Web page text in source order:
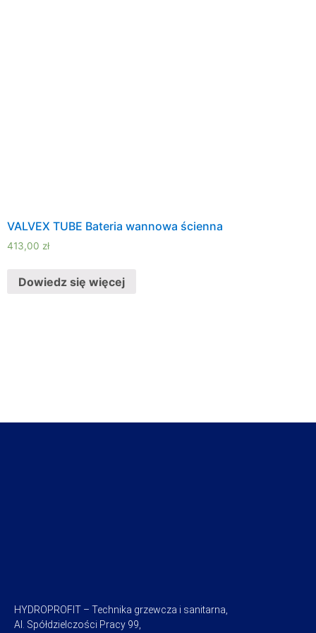
VALVEX TUBE Bateria wannowa ścienna
413,00 zł
Dowiedz się więcej
HYDROPROFIT – Technika grzewcza i sanitarna,
Al. Spółdzielczości Pracy 99,